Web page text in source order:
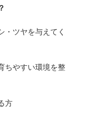
・ツヤを与えてく
ちやすい環境を整
方